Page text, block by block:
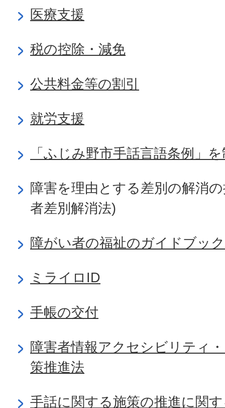
医療支援
税の控除・減免
公共料金等の割引
就労支援
「ふじみ野市手話言語条例」
障害を理由とする差別の解消
者差別解消法)
障がい者の福祉のガイドブック
ミライロID
手帳の交付
障害者情報アクセシビリティ
策推進法
手話に関する施策の推進に関